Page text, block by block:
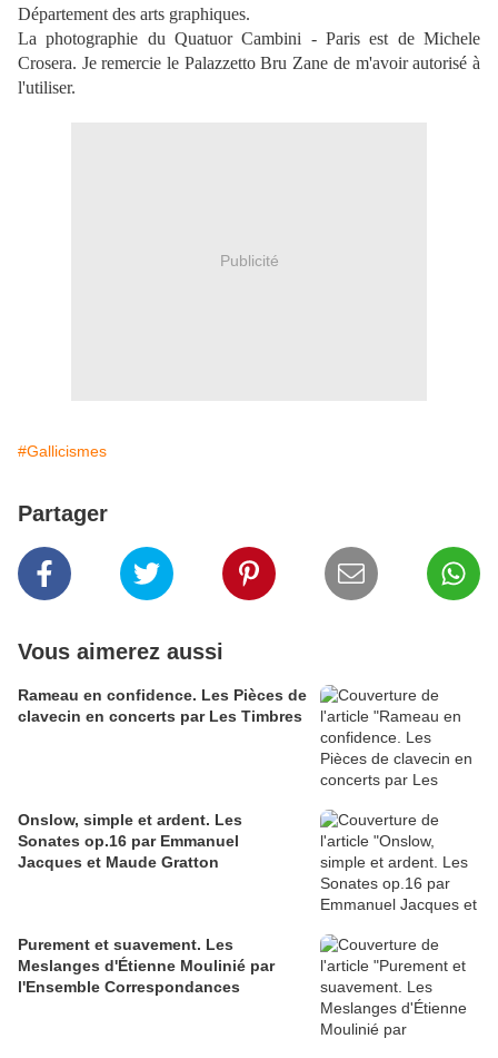
Département des arts graphiques.
La photographie du Quatuor Cambini - Paris est de Michele
Crosera. Je remercie le Palazzetto Bru Zane de m'avoir autorisé à
l'utiliser.
Publicité
#Gallicismes
Partager
Vous aimerez aussi
Rameau en confidence. Les Pièces de
clavecin en concerts par Les Timbres
Onslow, simple et ardent. Les
Sonates op.16 par Emmanuel
Jacques et Maude Gratton
Purement et suavement. Les
Meslanges d'Étienne Moulinié par
l'Ensemble Correspondances